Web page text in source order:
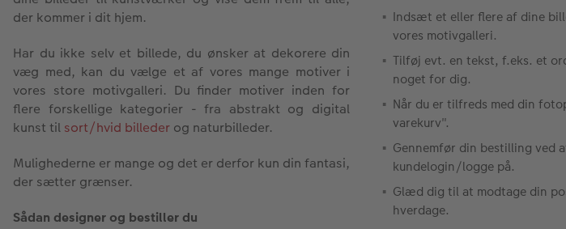
der kommer i dit hjem.
Har du ikke selv et billede, du ønsker at dekorere din
væg med, kan du vælge et af vores mange motiver i
vores store motivgalleri. Du finder motiver inden for
flere forskellige kategorier - fra abstrakt og digital
kunst til sort/hvid billeder og naturbilleder.
Mulighederne er mange og det er derfor kun din fantasi,
der sætter grænser.
Sådan designer og bestiller du
Indsæt et eller flere af dine
vores motivgalleri.
Tilføj evt. en tekst, f.eks. et
noget for dig.
Når du er tilfreds med din
varekurv".
Gennemfør din bestilling ved
kundelogin/logge på.
Glæd dig til at modtage din
hverdage.